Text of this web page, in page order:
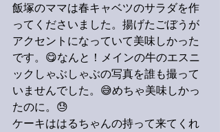
飯塚のママは春キャベツのサラダを作
ってくださいました。揚げたごぼうが
アクセントになっていて美味しかった
です。😋なんと！メインの牛のエスニ
ックしゃぶしゃぶの写真を誰も撮って
いませんでした。😅めちゃ美味しかっ
たのに。😓
ケーキははるちゃんの持って来てくれ